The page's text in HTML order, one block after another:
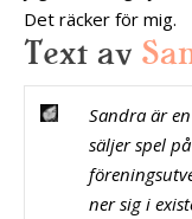
Det räcker för mig.
Text av
Sandra är
säljer spel
ner sig i